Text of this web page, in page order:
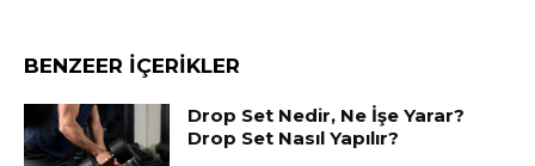
BENZEER İÇERİKLER
Drop Set Nedir, Ne İşe Yarar?
Drop Set Nasıl Yapılır?